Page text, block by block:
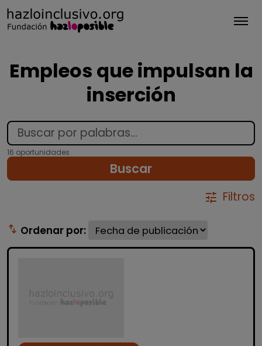
Empleos que impulsan la
inserción
16 oportunidades
Buscar
tune Filtros
swap_vert Ordenar por: